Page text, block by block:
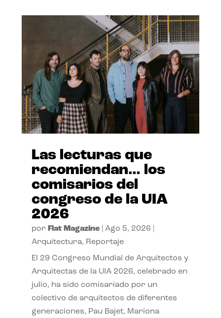
Las lecturas que
recomiendan… los
comisarios del
congreso de la UIA
2026
por Flat Magazine| Ago 5, 2026
Arquitectura, Reportaje
El 29 Congreso Mundial de Arquitectos y
Arquitectas de la UIA 2026, celebrado en
julio, ha sido comisariado por un
colectivo de arquitectos de diferentes
generaciones, Pau Bajet, Mariona